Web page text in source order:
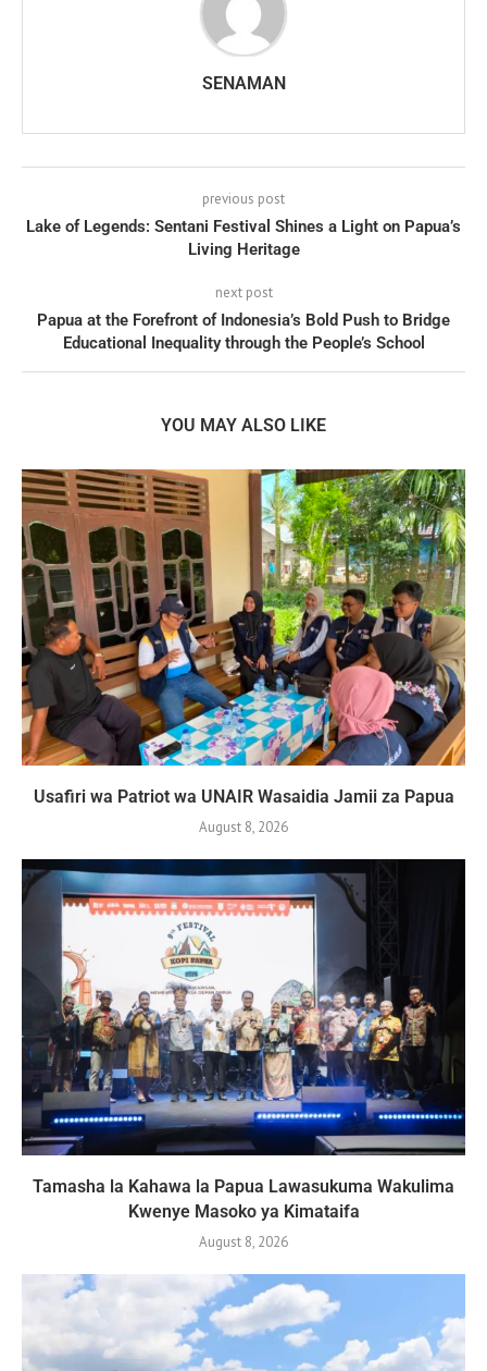
SENAMAN
previous post
Lake of Legends: Sentani Festival Shines a Light on Papua’s
Living Heritage
next post
Papua at the Forefront of Indonesia’s Bold Push to Bridge
Educational Inequality through the People’s School
YOU MAY ALSO LIKE
Usafiri wa Patriot wa UNAIR Wasaidia Jamii za Papua
August 8, 2026
Tamasha la Kahawa la Papua Lawasukuma Wakulima
Kwenye Masoko ya Kimataifa
August 8, 2026